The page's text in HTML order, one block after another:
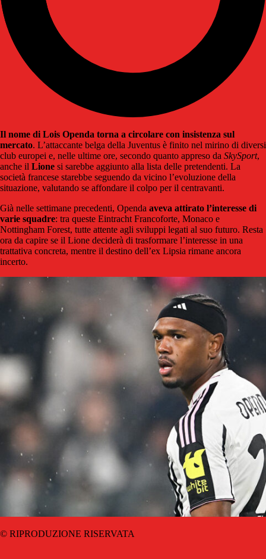
Il nome di Lois Openda torna a circolare con insistenza sul
mercato. L’attaccante belga della Juventus è finito nel mirino di diversi
club europei e, nelle ultime ore, secondo quanto appreso da SkySport,
anche il Lione si sarebbe aggiunto alla lista delle pretendenti. La
società francese starebbe seguendo da vicino l’evoluzione della
situazione, valutando se affondare il colpo per il centravanti.
Già nelle settimane precedenti, Openda aveva attirato l’interesse di
varie squadre: tra queste Eintracht Francoforte, Monaco e
Nottingham Forest, tutte attente agli sviluppi legati al suo futuro. Resta
ora da capire se il Lione deciderà di trasformare l’interesse in una
trattativa concreta, mentre il destino dell’ex Lipsia rimane ancora
incerto.
© RIPRODUZIONE RISERVATA